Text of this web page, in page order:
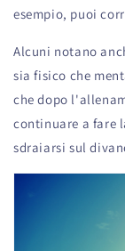
esempio, puoi
Alcuni notano
sia fisico che
che dopo
continuare a fare
sdraiarsi sul